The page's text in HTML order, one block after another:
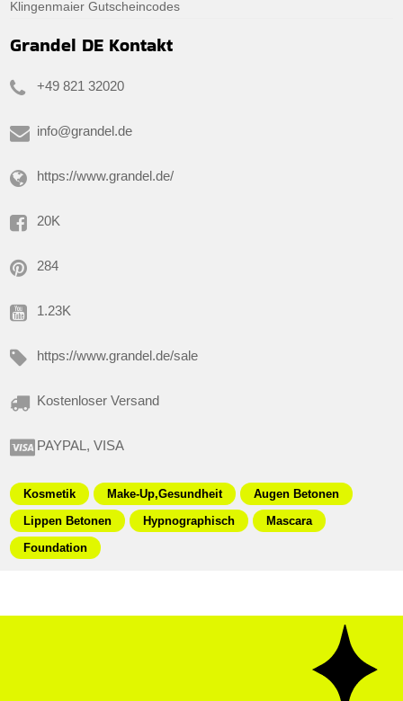
Klingenmaier Gutscheincodes
Grandel DE Kontakt
+49 821 32020
info@grandel.de
https://www.grandel.de/
20K
284
1.23K
https://www.grandel.de/sale
Kostenloser Versand
PAYPAL, VISA
Kosmetik Make-Up,Gesundheit
Augen Betonen
Lippen Betonen
Hypnographisch
Mascara
Foundation